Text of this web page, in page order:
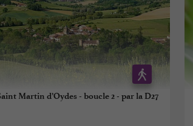
Martin d’Oydes - boucle 2 - par la D27